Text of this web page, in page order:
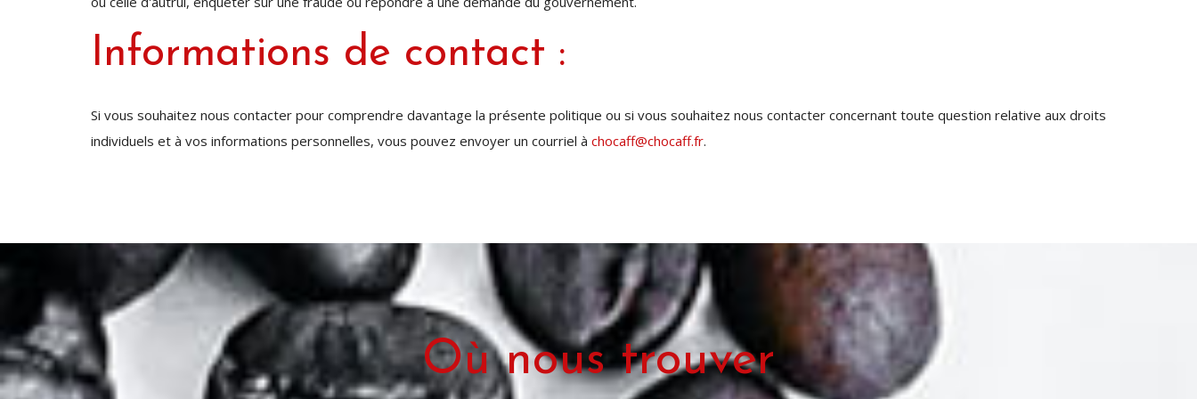
Informations de contact :
Si vous souhaitez nous contacter pour comprendre davantage la présente politique ou si vous souhaitez nous contacter concernant toute question relative aux droits
individuels et à vos informations personnelles, vous pouvez envoyer un courriel à chocaff@chocaff.fr.
Où nous trouver